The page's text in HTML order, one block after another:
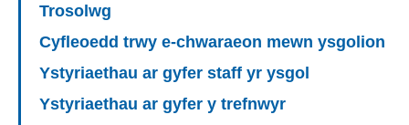
Trosolwg
Cyfleoedd trwy e-chwaraeon mewn ysgolion
Ystyriaethau ar gyfer staff yr ysgol
Ystyriaethau ar gyfer y trefnwyr